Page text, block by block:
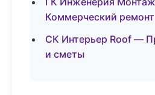
Коммерческий ремонт
СК Интерьер Roof —
и сметы